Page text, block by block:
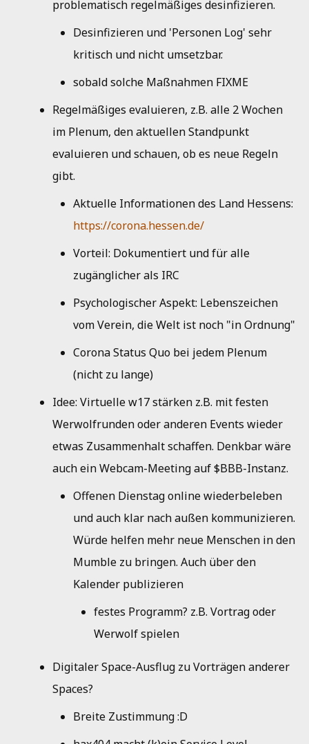
problematisch regelmäßiges desinfizieren.
Desinfizieren und 'Personen Log' sehr
kritisch und nicht umsetzbar.
sobald solche Maßnahmen FIXME
Regelmäßiges evaluieren, z.B. alle 2 Wochen
im Plenum, den aktuellen Standpunkt
evaluieren und schauen, ob es neue Regeln
gibt.
Aktuelle Informationen des Land Hessens:
https://corona.hessen.de/
Vorteil: Dokumentiert und für alle
zugänglicher als IRC
Psychologischer Aspekt: Lebenszeichen
vom Verein, die Welt ist noch "in Ordnung"
Corona Status Quo bei jedem Plenum
(nicht zu lange)
Idee: Virtuelle w17 stärken z.B. mit festen
Werwolfrunden oder anderen Events wieder
etwas Zusammenhalt schaffen. Denkbar wäre
auch ein Webcam-Meeting auf $BBB-Instanz.
Offenen Dienstag online wiederbeleben
und auch klar nach außen kommunizieren.
Würde helfen mehr neue Menschen in den
Mumble zu bringen. Auch über den
Kalender publizieren
festes Programm? z.B. Vortrag oder
Werwolf spielen
Digitaler Space-Ausflug zu Vorträgen anderer
Spaces?
Breite Zustimmung :D